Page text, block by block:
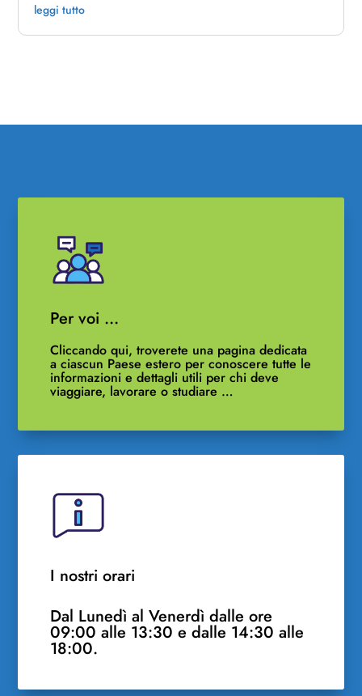
leggi tutto
Per voi …
Cliccando qui, troverete una pagina dedicata
a ciascun Paese estero per conoscere tutte le
informazioni e dettagli utili per chi deve
viaggiare, lavorare o studiare …
I nostri orari
Dal Lunedì al Venerdì dalle ore
09:00 alle 13:30 e dalle 14:30 alle
18:00.